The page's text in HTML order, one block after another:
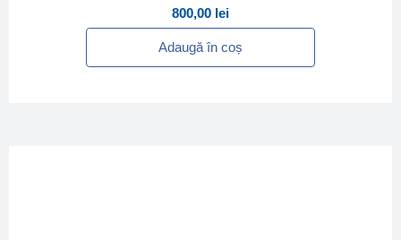
800,00 lei
Adaugă în coș